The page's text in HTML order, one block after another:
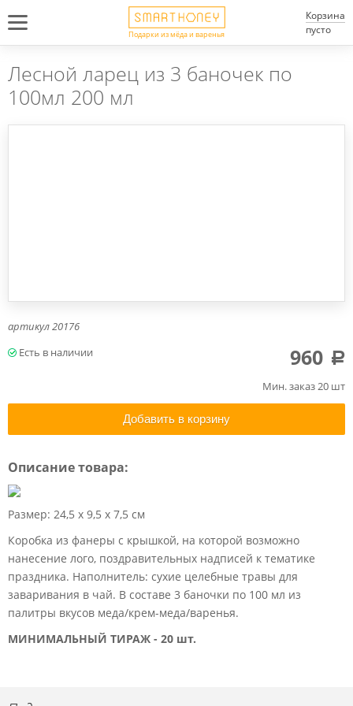
Подарки из мёда и варенья
Корзина
пусто
Лесной ларец из 3 баночек по
100мл 200 мл
артикул20176
Мин. заказ 20 шт
960 a
Добавить в корзину
Описание товара:
Размер: 24,5 х 9,5 х 7,5 см
Коробка из фанеры с крышкой, на которой возможно
нанесение лого, поздравительных надписей к тематике
праздника. Наполнитель: сухие целебные травы для
заваривания в чай. В составе 3 баночки по 100 мл из
палитры вкусов меда/крем-меда/варенья.
МИНИМАЛЬНЫЙ ТИРАЖ - 20 шт.